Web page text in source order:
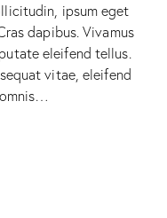
ipsum eget
dapibus. Vivamus
eleifend tellus.
vitae, eleifend